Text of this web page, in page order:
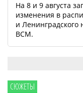
На 8 и 9 августа
изменения в
и Ленинградского
ВСМ.
СЮЖЕТЫ